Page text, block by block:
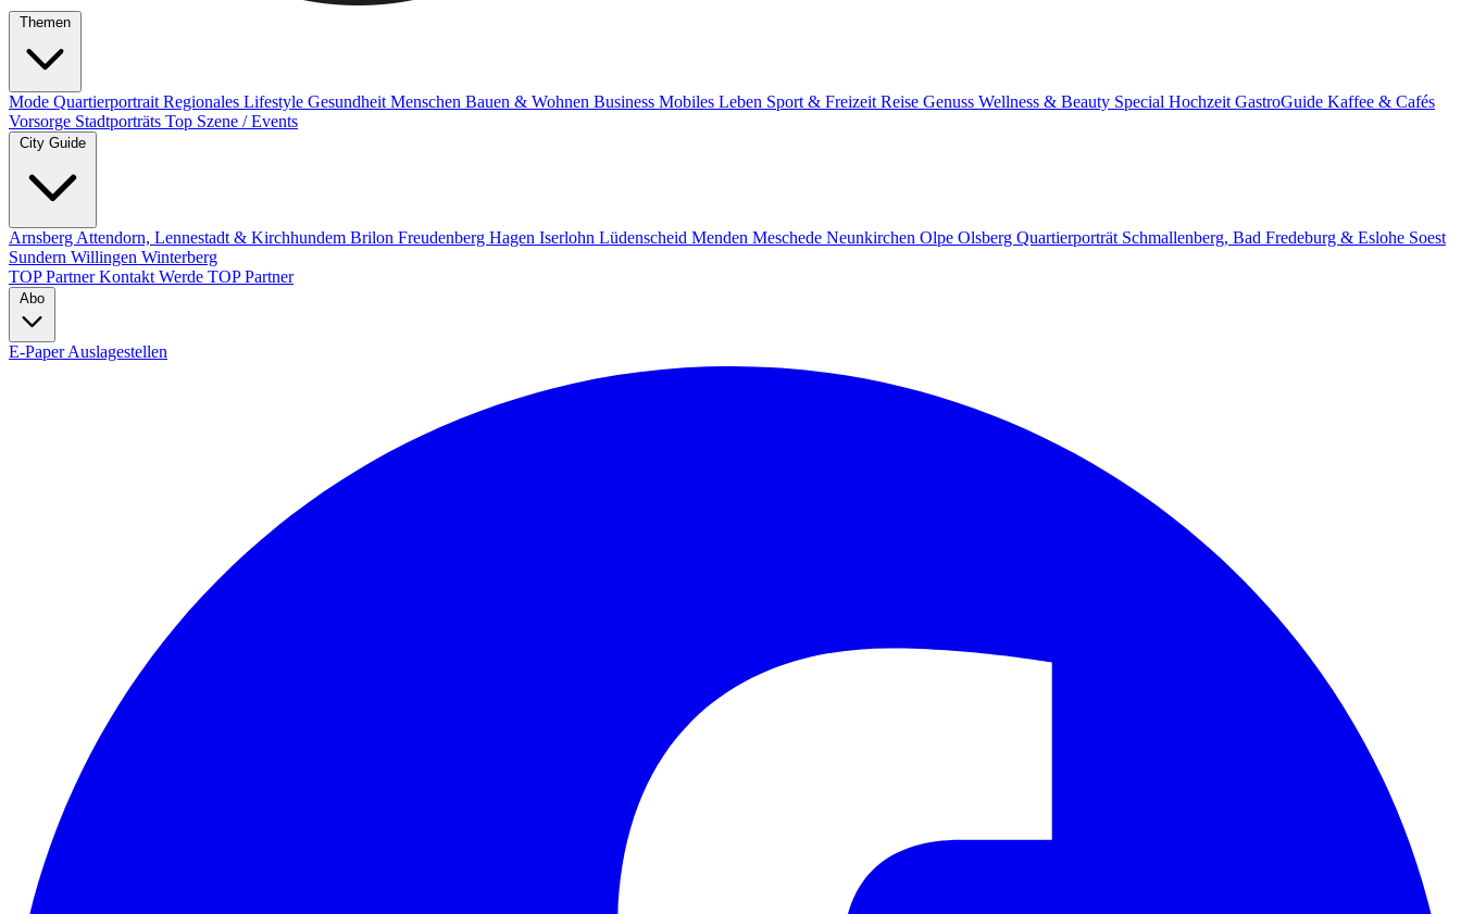
Themen
Mode Quartierportrait Regionales Lifestyle Gesundheit Menschen Bauen & Wohnen Business Mobiles Leben Sport & Freizeit Reise Genuss Wellness & Beauty Special Hochzeit GastroGuide Kaffee & Cafés
Vorsorge Stadtporträts Top Szene / Events
City Guide
Arnsberg Attendorn, Lennestadt & Kirchhundem Brilon Freudenberg Hagen Iserlohn Lüdenscheid Menden Meschede Neunkirchen Olpe Olsberg Quartierporträt Schmallenberg, Bad Fredeburg & Eslohe Soest
Sundern Willingen Winterberg
TOP PartnerKontakt Werde TOP Partner
Abo
E-PaperAuslagestellen